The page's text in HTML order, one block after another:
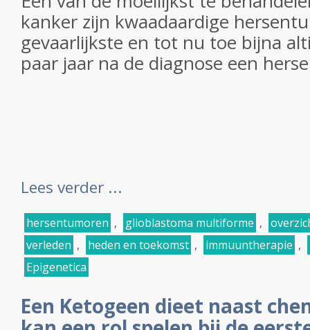
kanker zijn kwaadaardige
gevaarlijkste en tot nu toe bijna
paar jaar na de diagnose een
Lees verder ...
hersentumoren , glioblastoma multiforme ,
verleden , heden en toekomst , immuuntherapie ,
Epigenetica
Een Ketogeen dieet naast